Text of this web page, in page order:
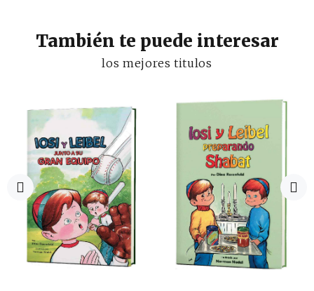
También te puede interesar
los mejores titulos